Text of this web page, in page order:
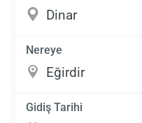
Nereye
Gidiş Tarihi